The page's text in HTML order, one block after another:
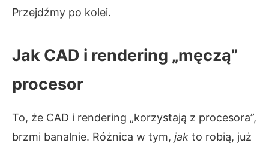
Przejdźmy po kolei.
Jak CAD i rendering „męczą”
procesor
To, że CAD i rendering „korzystają z procesora”,
brzmi banalnie. Różnica w tym, jak to robią, już